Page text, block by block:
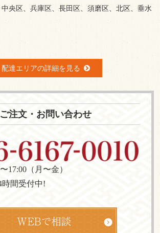
央区、兵庫区、長田区、須磨区、北区、垂水
配達エリアの詳細を見る
ご注文・お問い合わせ
17:00（月〜金）
時間受付中!